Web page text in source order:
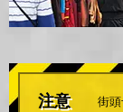
注意
街